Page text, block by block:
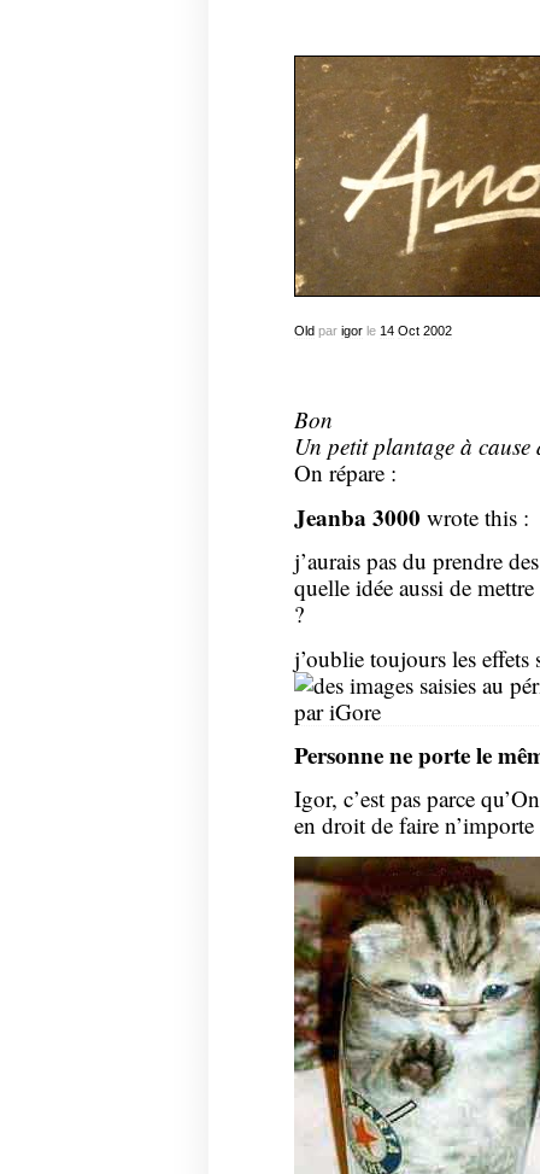
Oldpar igorle 14 Oct 2002
Bon
Un petit plantage à
On répare :
Jeanba 3000 wrote this :
j’aurais pas du prendre
quelle idée aussi de
?
j’oublie toujours les
Personne ne porte le
Igor, c’est pas parce
en droit de faire